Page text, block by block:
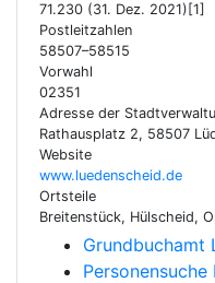
71.230 (31. Dez. 2021)[1]
Postleitzahlen
58507–58515
Vorwahl
02351
Adresse der
Rathausplatz 2, 58507
Website
www.luedenscheid.de
Ortsteile
Breitenstück, Hülscheid,
Grundbuchamt
Personensuche